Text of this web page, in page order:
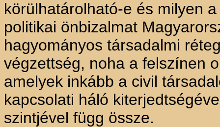
körülhatárolható-e és milyen
politikai önbizalmat
hagyományos társadalmi
végzettség, noha a felszínen
amelyek inkább a civil
kapcsolati háló
szintjével függ össze.